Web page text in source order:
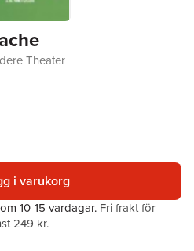
Theater
i varukorg
10-15 vardagar. Fri frakt för
249 kr.